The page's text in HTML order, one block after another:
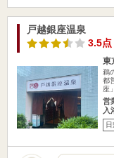
戸越銀座温泉
3.5点
東
鵜
都
座
営
入
日